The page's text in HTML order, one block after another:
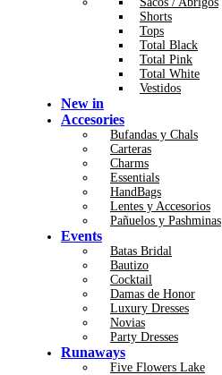
Shorts
Tops
Total Black
Total Pink
Total White
Vestidos
New in
Accesories
Bufandas y Chals
Carteras
Charms
Essentials
HandBags
Lentes y Accesorios
Pañuelos y Pashminas
Events
Batas Bridal
Bautizo
Cocktail
Damas de Honor
Luxury Dresses
Novias
Party Dresses
Runaways
Five Flowers Lake